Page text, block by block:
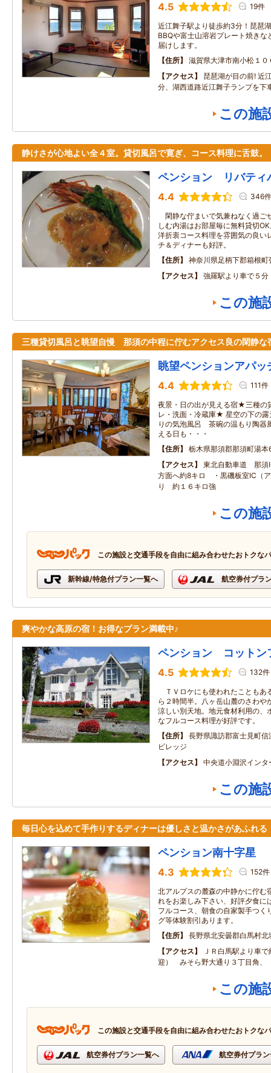
4.5 19件
近江舞子駅より徒歩約3分！琵琶
BBQや富士山溶岩プレート焼き
届けします。
住所
滋賀県大津市南小松１０
アクセス
琵琶湖が目の前! 近
分、湖西道路近江舞子ランプを下
この施
静けさが心地よい全４室。貸切風呂で寛ぎ、コース料理に舌鼓。
ペンション リバティ
4.4 346件
閑静な佇まいで気兼ねなく過ご
しむ内湯はお部屋毎に無料貸切
洋折衷コース料理を雰囲気の良い
チ＆ディナーも好評。
住所
神奈川県足柄下郡箱根町
アクセス
強羅駅より車で５分
この施
三種貸切風呂と眺望自慢 那須の中程に佇むアクセス良の閑静
眺望ペンションアパッ
4.4 111件
夜景・日の出が見える宿★三種
レ・洗面・冷蔵庫★ 星空の下の
りの気泡風呂 茶碗の温もり陶器
える日も・・・
住所
栃木県那須郡那須町湯
アクセス
東北自動車道 那
方面へ約8キロ ・黒磯板室IC（
り 約１６キロ強
この施
この施設と交通手段を自由に組み合わせたおトクな
新幹線/特急付プラン一覧へ 航空券付プラ
爽やかな高原の宿！お得なプラン満載中♪
ペンション コットン
4.5 132件
ＴＶロケにも使われたこともあ
ら２時間半。八ヶ岳山麓のさわ
涼しい別天地。地元食材利用の、
なフルコース料理が好評です。
住所
長野県諏訪郡富士見町
ビレッジ
アクセス
中央道小淵沢インタ
この施
毎日心を込めて手作りするディナーは優しさと温かさがあふれる
ペンション南十字星
4.3 152件
北アルプスの麓森の中静かに佇む
れをお楽しみ下さい、好評夕食に
フルコース、朝食の自家製手つく
グ等体験割引あります。
住所
長野県北安曇郡白馬村
アクセス
ＪＲ白馬駅より車
迎） みそら野大通り３丁目角、
この施
この施設と交通手段を自由に組み合わせたおトクな
航空券付プラン一覧へ 航空券付プラ